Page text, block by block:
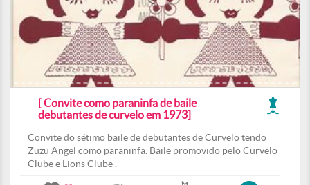
[ Convite como paraninfa de baile
debutantes de curvelo em 1973]
Convite do sétimo baile de debutantes de Curvelo tendo
Zuzu Angel como paraninfa. Baile promovido pelo Curvelo
Clube e Lions Clube .